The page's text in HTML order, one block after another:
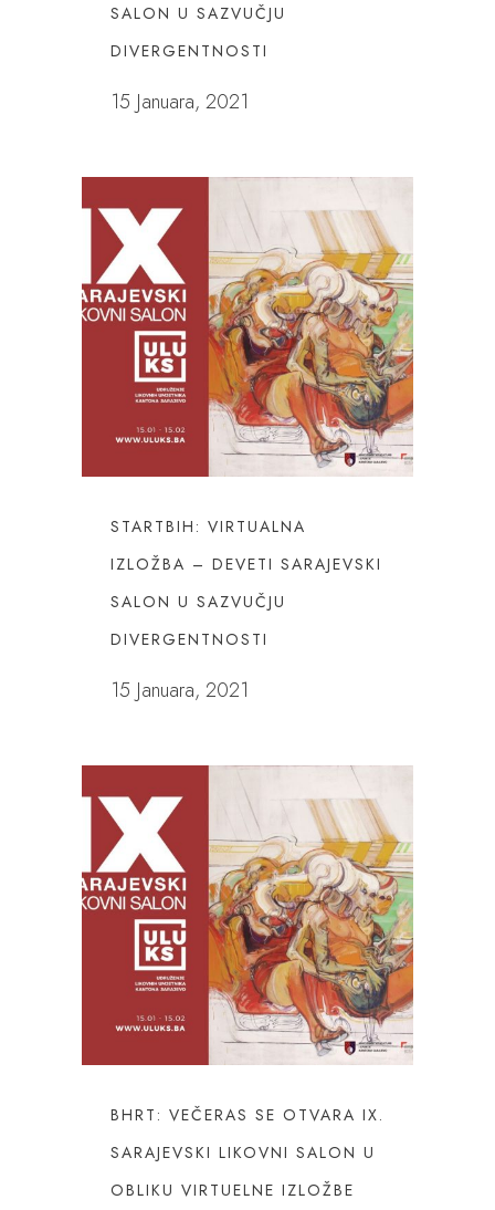
SALON U SAZVUČJU
DIVERGENTNOSTI
15 Januara, 2021
STARTBIH: VIRTUALNA
IZLOŽBA – DEVETI SARAJEVSKI
SALON U SAZVUČJU
DIVERGENTNOSTI
15 Januara, 2021
BHRT: VEČERAS SE OTVARA IX.
SARAJEVSKI LIKOVNI SALON U
OBLIKU VIRTUELNE IZLOŽBE